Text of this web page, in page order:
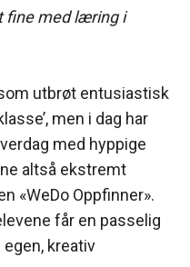
fine med læring i
utbrøt entusiastisk
men i dag har
med hyppige
altså ekstremt
«WeDo Oppfinner».
får en passelig
kreativ